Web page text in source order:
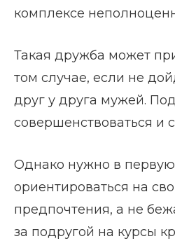
комплексе
Такая дружба может
том случае, если не
друг у друга мужей.
совершенствоваться и
Однако нужно в
ориентироваться на
предпочтения, а не
за подругой на курсы